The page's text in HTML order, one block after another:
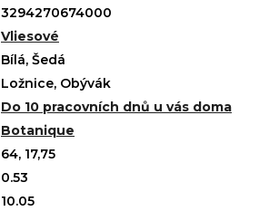
3294270674000
Vliesové
Bílá, Šedá
Ložnice, Obývák
Do 10 pracovních dnů u vás doma
Botanique
64, 17,75
0.53
10.05